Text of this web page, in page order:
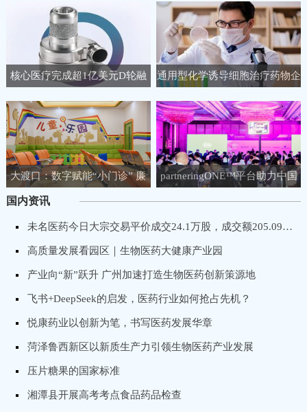
核心医疗完成超1亿美元D轮融
资，聚焦人工心脏领域
通用型化学诱导细胞治疗药物企
业睿健医药完成B+轮融资
大渡口：数字赋能“小门诊” 廉
洁守护“大健康”
partneringONE™平台助力中国
市场！
国内资讯
未名医药今日大宗交易平价成交24.1万股，成交额205.09万元
高质量发展看园区｜生物医药大健康产业园
产业向“新”跃升 广州加速打造生物医药创新策源地
飞书+DeepSeek的启发，医药行业如何抢占先机？
悦康药业以创新为笔，书写医药发展华章
菏泽鲁西新区以新质生产力引领生物医药产业发展
压片糖果的国家标准
湘潭县开展高考考点食品药品检查